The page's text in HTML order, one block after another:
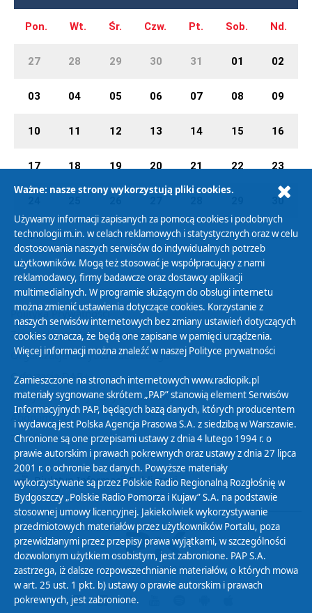
Pon. Wt. Śr. Czw. Pt. Sob. Nd.
27 28 29 30 31 01 02
03 04 05 06 07 08 09
10 11 12 13 14 15 16
17 18 19 20 21 22 23
30
31 01 02 03 04 05 06
Polityka Prywatności
Zasady korzystania z Serwisu
Organizacje Pożytku Publicznego
Cyfryzacja DAB+
Polityka ochrony danych osobowych
Abonament
Zamówienia publiczne
Biuletyn Informacji Publicznej
Ważne: nasze strony wykorzystują pliki cookies.
Używamy informacji zapisanych za pomocą cookies i podobnych
technologii m.in. w celach reklamowych i statystycznych oraz w celu
dostosowania naszych serwisów do indywidualnych potrzeb
użytkowników. Mogą też stosować je współpracujący z nami
reklamodawcy, firmy badawcze oraz dostawcy aplikacji
multimedialnych. W programie służącym do obsługi internetu
można zmienić ustawienia dotyczące cookies. Korzystanie z
naszych serwisów internetowych bez zmiany ustawień dotyczących
cookies oznacza, że będą one zapisane w pamięci urządzenia.
Więcej informacji można znaleźć w naszej Polityce prywatności
Zamieszczone na stronach internetowych www.radiopik.pl
materiały sygnowane skrótem „PAP” stanowią element Serwisów
Informacyjnych PAP, będących bazą danych, których producentem
i wydawcą jest Polska Agencja Prasowa S.A. z siedzibą w Warszawie.
Chronione są one przepisami ustawy z dnia 4 lutego 1994 r. o
prawie autorskim i prawach pokrewnych oraz ustawy z dnia 27 lipca
2001 r. o ochronie baz danych. Powyższe materiały
wykorzystywane są przez Polskie Radio Regionalną Rozgłośnię w
Bydgoszczy „Polskie Radio Pomorza i Kujaw” S.A. na podstawie
stosownej umowy licencyjnej. Jakiekolwiek wykorzystywanie
przedmiotowych materiałów przez użytkowników Portalu, poza
przewidzianymi przez przepisy prawa wyjątkami, w szczególności
dozwolonym użytkiem osobistym, jest zabronione. PAP S.A.
zastrzega, iż dalsze rozpowszechnianie materiałów, o których mowa
w art. 25 ust. 1 pkt. b) ustawy o prawie autorskim i prawach
pokrewnych, jest zabronione.